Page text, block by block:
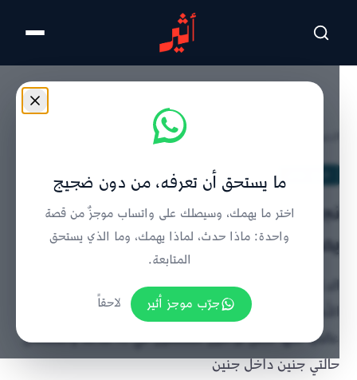
تخطى للمحتوى الرئيسي
نجح في عمليات نادرة: دكتور عُماني
يصنع الحياة بـ “مشرطِه”
الدكتور محمد بن جعفر الساجواني، رئيس قسم جراحة
الأطفال بالمستشفى السلطاني، نجح في عمليات نادرة
عالميًا منها فصل توأمين ملتصقين في 16 ساعة واستئصال
حالتي جنين داخل جنين
ما يستحق أن تعرفه، من دون ضجيج
اختر ما يهمك، وسيصلك على واتساب موجزٌ من قصة
واحدة: ماذا حدث، لماذا يهمك، وما الذي يستحق
المتابعة.
جرّب موجز أثير
لاحقاً